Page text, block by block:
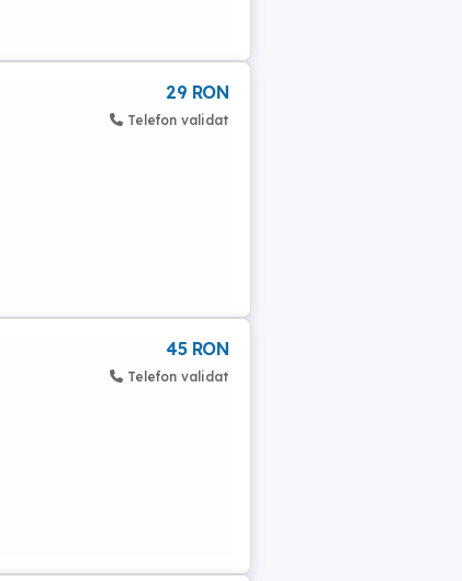
29 RON
Telefon validat
45 RON
Telefon validat